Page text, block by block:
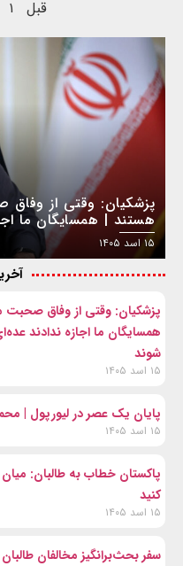
قبل ۱
پزشکیان: وقتی از
هستند | همسایگان ما
شوند و باعث اغتشاش
۱۵ اسد ۱۴۰۵
پزشکیان: وقتی از وفاق
همسایگان ما اجازه ندادند
شوند
۱۵ اسد ۱۴۰۵
پایان یک عصر در لیورپول |
۱۵ اسد ۱۴۰۵
پاکستان خطاب به طالبان:
کنید
۱۵ اسد ۱۴۰۵
سفر بحث‌برانگیز مخالفان